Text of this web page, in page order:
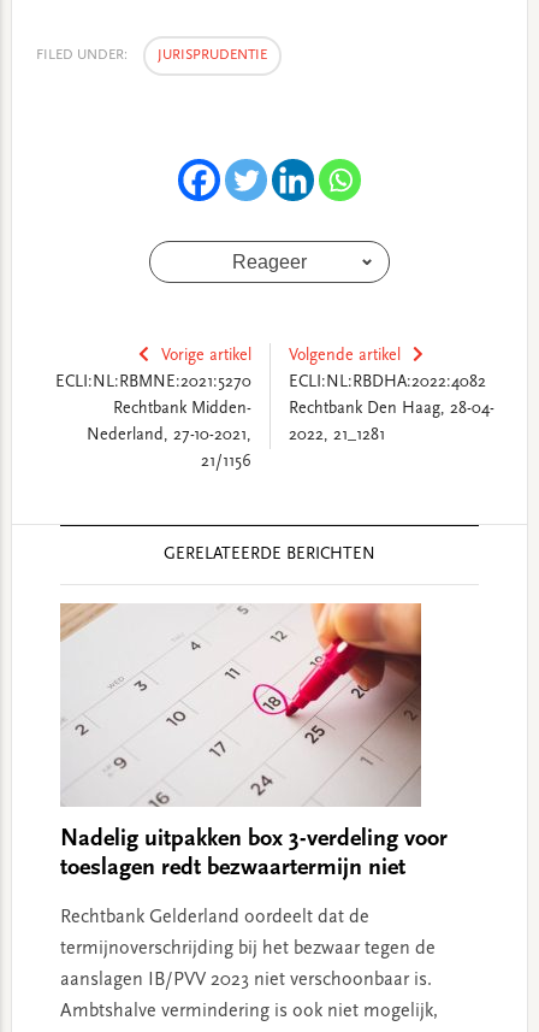
FILED UNDER: JURISPRUDENTIE
Reageer
Vorige artikel
ECLI:NL:RBMNE:2021:5270
Rechtbank Midden-
Nederland, 27-10-2021,
21/1156
Volgende artikel
ECLI:NL:RBDHA:2022:4082
Rechtbank Den Haag, 28-04-
2022, 21_1281
GERELATEERDE BERICHTEN
Nadelig uitpakken box 3-verdeling voor
toeslagen redt bezwaartermijn niet
Rechtbank Gelderland oordeelt dat de
termijnoverschrijding bij het bezwaar tegen de
aanslagen IB/PVV 2023 niet verschoonbaar is.
Ambtshalve vermindering is ook niet mogelijk,